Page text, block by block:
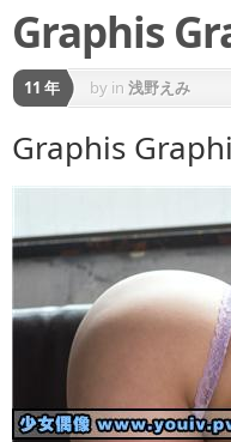
Graphis
11 年 by in 浅野えみ
Graphis